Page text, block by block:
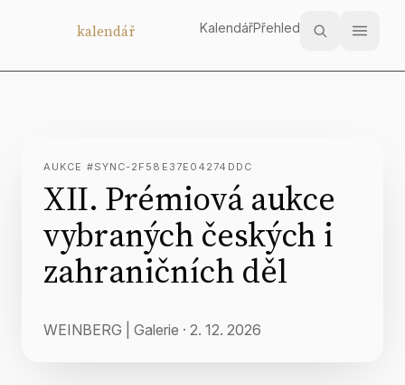
kalendář KalendářPřehled
AUKCE #SYNC-2F58E37E04274DDC
XII. Prémiová aukce
vybraných českých i
zahraničních děl
WEINBERG | Galerie · 2. 12. 2026